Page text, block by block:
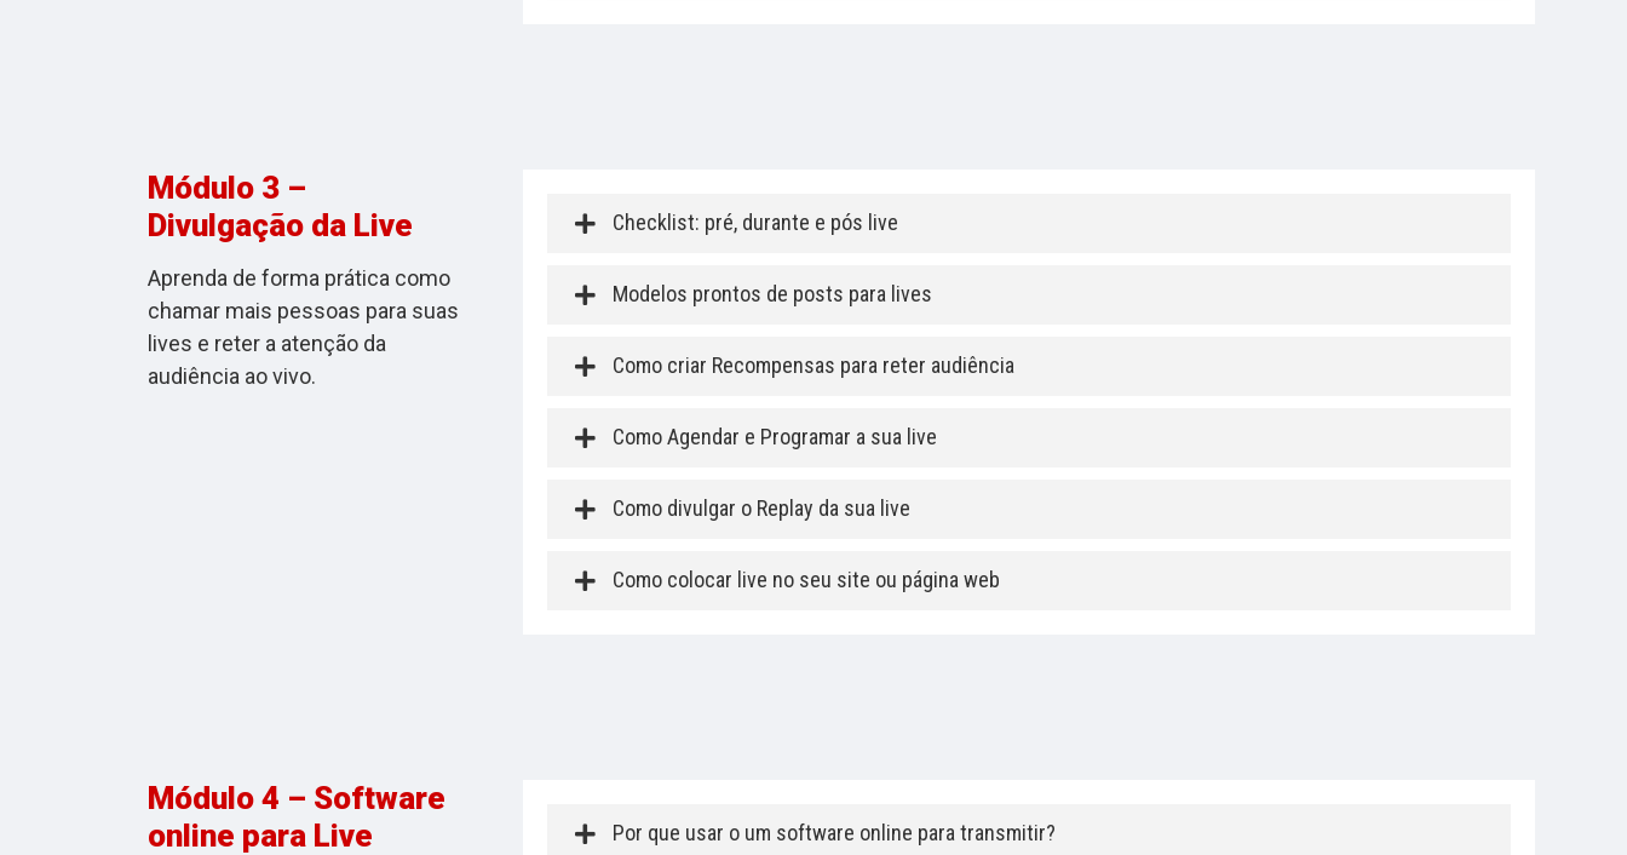
Módulo 3 –
Divulgação da Live
Aprenda de forma prática como
chamar mais pessoas para suas
lives e reter a atenção da
audiência ao vivo.
Checklist: pré, durante e pós live
Modelos prontos de posts para lives
Como criar Recompensas para reter audiência
Como Agendar e Programar a sua live
Como divulgar o Replay da sua live
Como colocar live no seu site ou página web
Módulo 4 – Software
online para Live
Por que usar o um software online para transmitir?